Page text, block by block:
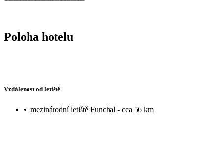
Poloha hotelu
Vzdálenost od letiště
• mezinárodní letiště Funchal - cca 56 km